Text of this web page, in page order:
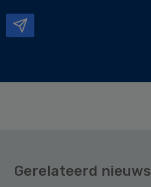
Gerelateerd nieuws